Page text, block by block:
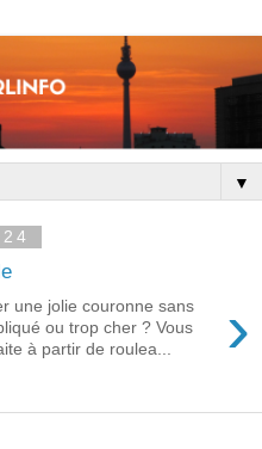
▼
›
une jolie couronne sans
ou trop cher ? Vous
à partir de roulea...